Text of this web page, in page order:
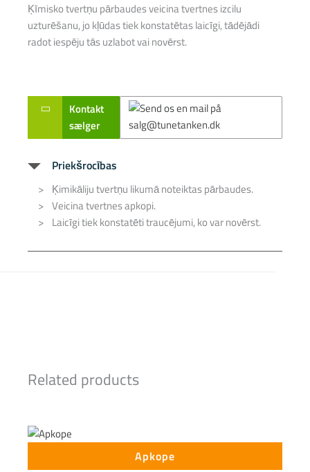
Ķīmisko tvertņu pārbaudes veicina tvertnes izcilu
uzturēšanu, jo kļūdas tiek konstatētas laicīgi, tādējādi
radot iespēju tās uzlabot vai novērst.
Kontakt
sælger
Priekšrocības
Ķimikāliju tvertņu likumā noteiktas pārbaudes.
Veicina tvertnes apkopi.
Laicīgi tiek konstatēti traucējumi, ko var novērst.
Related products
Apkope